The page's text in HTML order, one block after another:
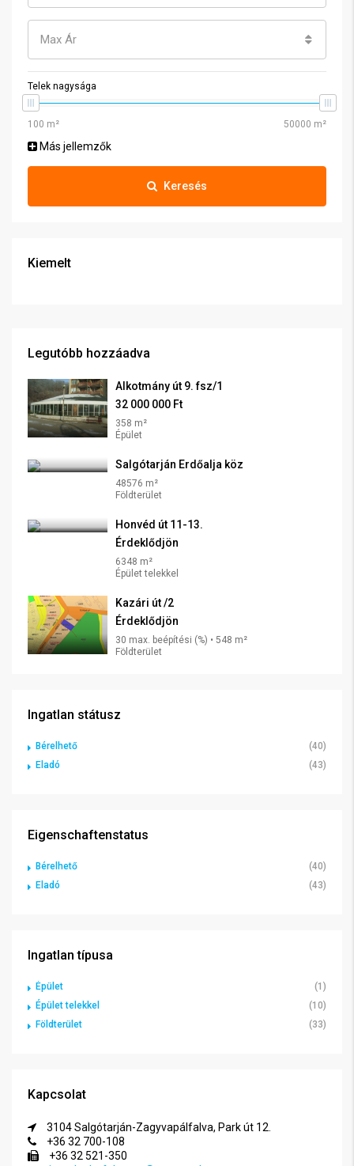
Max Ár
Telek nagysága
Más jellemzők
Keresés
Kiemelt
Legutóbb hozzáadva
Alkotmány út 9. fsz/1
32 000 000 Ft
358 m²
Épület
Salgótarján Erdőalja köz
48576 m²
Földterület
Honvéd út 11-13.
Érdeklődjön
6348 m²
Épület telekkel
Kazári út /2
Érdeklődjön
30 max. beépítési (%) • 548 m²
Földterület
Ingatlan státusz
Bérelhető
(40)
Eladó
(43)
Eigenschaftenstatus
Bérelhető
(40)
Eladó
(43)
Ingatlan típusa
Épület
(1)
Épület telekkel
(10)
Földterület
(33)
Kapcsolat
3104 Salgótarján-Zagyvapálfalva, Park út 12.
+36 32 700-108
+36 32 521-350